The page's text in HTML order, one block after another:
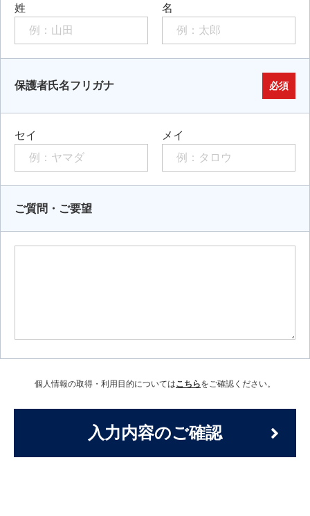
姓 名
保護者氏名フリガナ 必須
セイ メイ
ご質問・ご要望
個人情報の取得・利用目的についてはこちらをご確認ください。
入力内容のご確認